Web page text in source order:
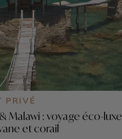
PRIVÉ
Malawi : voyage éco-luxe
et corail